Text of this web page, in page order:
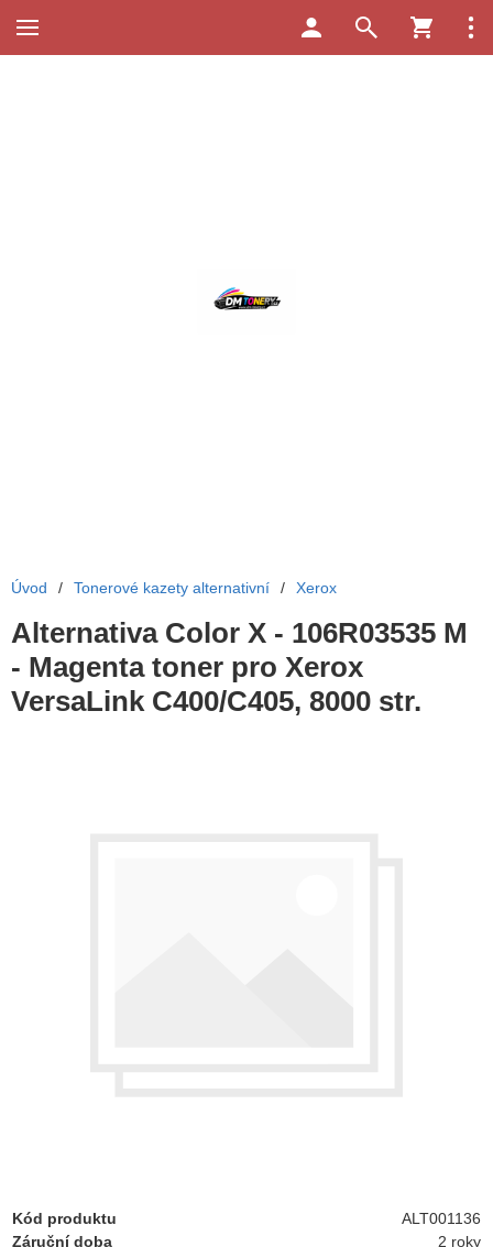
Úvod / Tonerové kazety alternativní / Xerox
Alternativa Color X - 106R03535 M
- Magenta toner pro Xerox
VersaLink C400/C405, 8000 str.
Kód produktu
ALT001136
Záruční doba
2 roky